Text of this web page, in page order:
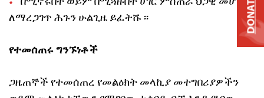
ለማረጋገጥ ሕጉን ሁልጊዜ ይፈትሹ ፡፡
የተመሰጠሩ ግንኙነቶች
ጋዜጠኞች የተመሰጠረ የመልዕክት መላኪያ መተግበሪያዎችን
DONATE